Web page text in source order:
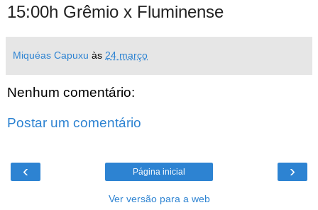
15:00h Grêmio x Fluminense
Miquéas Capuxu às 24 março
Nenhum comentário:
Postar um comentário
‹ ›
Página inicial
Ver versão para a web